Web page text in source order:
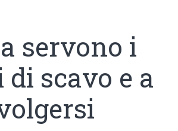
servono i
scavo e a